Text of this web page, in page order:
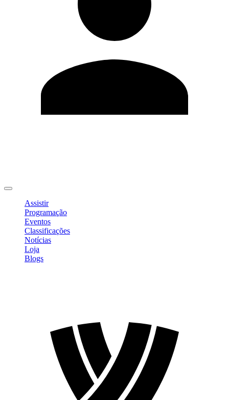
Assistir
Programação
Eventos
Classificações
Notícias
Loja
Blogs